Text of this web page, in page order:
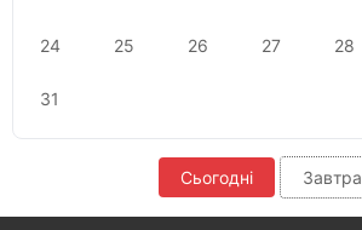
24 25 26 27 28
31
Сьогодні Завтра